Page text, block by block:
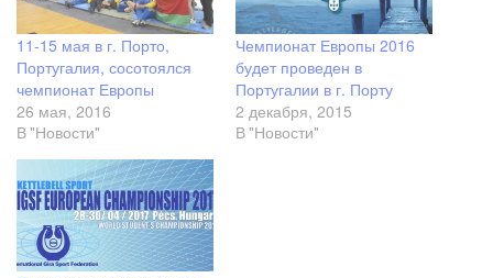
11-15 мая в г. Порто,
Португалия, сосотоялся
чемпионат Европы
26 мая, 2016
В "Новости"
Чемпионат Европы 2016
будет проведен в
Португалии в г. Порту
2 декабря, 2015
В "Новости"